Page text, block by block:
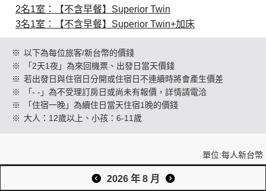
2名1室：【不含早餐】Superior Twin
3名1室：【不含早餐】Superior Twin+加床
※ 以下為每位旅客/新台幣的價錢
※
「2天1夜」為來回機票、出發日當天價錢
※ 若出發日與住宿日分開或住宿日不連續時將會產生價差
※
「- -」為不受理訂房日或尚未有報價，詳情請電洽
※
「住宿一晚」為續住日當天住宿1晚的價錢
※ 大人：12歲以上、小孩：6-11歲
單位:每人新台幣
2026 年 8 月